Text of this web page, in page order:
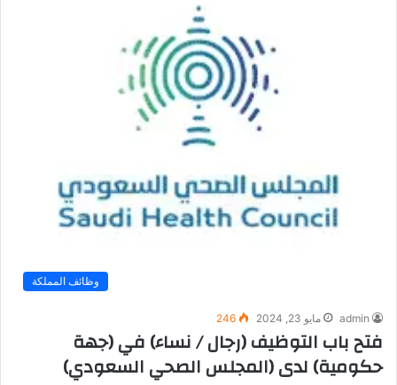
وظائف المملكة
admin مايو 23, 2024 246
فتح باب التوظيف (رجال / نساء) في (جهة
حكومية) لدى (المجلس الصحي السعودي)